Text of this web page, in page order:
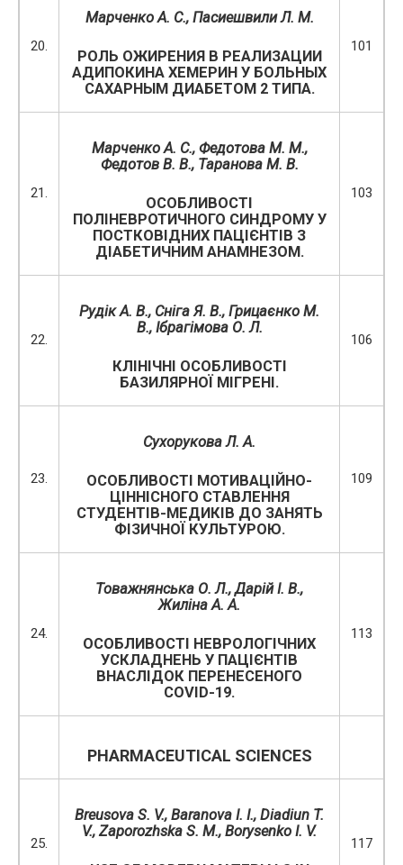
20.
Марченко А. С., Пасиешвили Л. М.
РОЛЬ ОЖИРЕНИЯ В РЕАЛИЗАЦИИ
АДИПОКИНА ХЕМЕРИН У БОЛЬНЫХ
САХАРНЫМ ДИАБЕТОМ 2 ТИПА.
101
21.
Марченко А. С., Федотова М. М.,
Федотов В. В., Таранова М. В.
ОСОБЛИВОСТІ
ПОЛІНЕВРОТИЧНОГО СИНДРОМУ У
ПОСТКОВІДНИХ ПАЦІЄНТІВ З
ДІАБЕТИЧНИМ АНАМНЕЗОМ.
103
22.
Рудік А. В., Сніга Я. В., Грицаєнко М.
В., Ібрагімова О. Л.
КЛІНІЧНІ ОСОБЛИВОСТІ
БАЗИЛЯРНОЇ МІГРЕНІ.
106
23.
Сухорукова Л. А.
ОСОБЛИВОСТІ МОТИВАЦІЙНО-
ЦІННІСНОГО СТАВЛЕННЯ
СТУДЕНТІВ-МЕДИКІВ ДО ЗАНЯТЬ
ФІЗИЧНОЇ КУЛЬТУРОЮ.
109
24.
Товажнянська О.Л.,Дарій І. В.,
Жиліна А. А.
ОСОБЛИВОСТІ НЕВРОЛОГІЧНИХ
УСКЛАДНЕНЬ У ПАЦІЄНТІВ
ВНАСЛІДОК ПЕРЕНЕСЕНОГО
COVID-19.
113
PHARMACEUTICAL SCIENCES
25.
Breusova S. V., Baranova I. I., Diadiun T.
V., Zaporozhska S. M., Borysenko I. V.
117